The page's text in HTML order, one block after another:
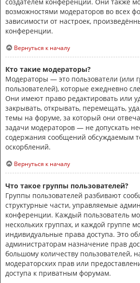
возможностями модераторов во всех
зависимости от настроек,
конференции.
Вернуться к началу
Кто такие модераторы?
Модераторы — это пользователи (или
пользователей), которые ежедневно
Они имеют право редактировать или
закрывать, открывать, перемещать,
темы на форуме, за который они
задачи модераторов — не допускать
содержания сообщений обсуждаемым
оскорблений.
Вернуться к началу
Что такое группы пользователей?
Группы пользователей разбивают
структурные части, управляемые
конференции. Каждый пользователь
нескольких группах, и каждой группе
индивидуальные права доступа. Это
администраторам назначение прав
большому количеству пользователей,
модераторских прав или
доступа к приватным форумам.